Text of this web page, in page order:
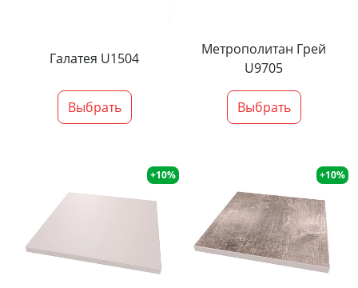
Галатея U1504
Выбрать
Метрополитан Грей
U9705
Выбрать
+10% +10%